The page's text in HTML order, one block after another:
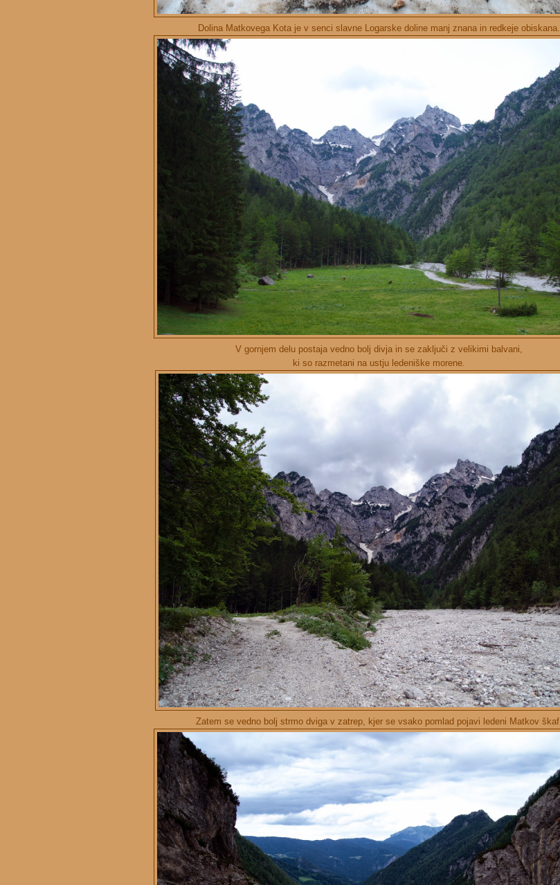
Dolina Matkovega Kota je v senci slavne Logarske doline manj znana in redkeje obiskana.
V gornjem delu postaja vedno bolj divja in se zaključi z velikimi balvani,
ki so razmetani na ustju ledeniške morene.
Zatem se vedno bolj strmo dviga v zatrep, kjer se vsako pomlad pojavi ledeni Matkov škaf.